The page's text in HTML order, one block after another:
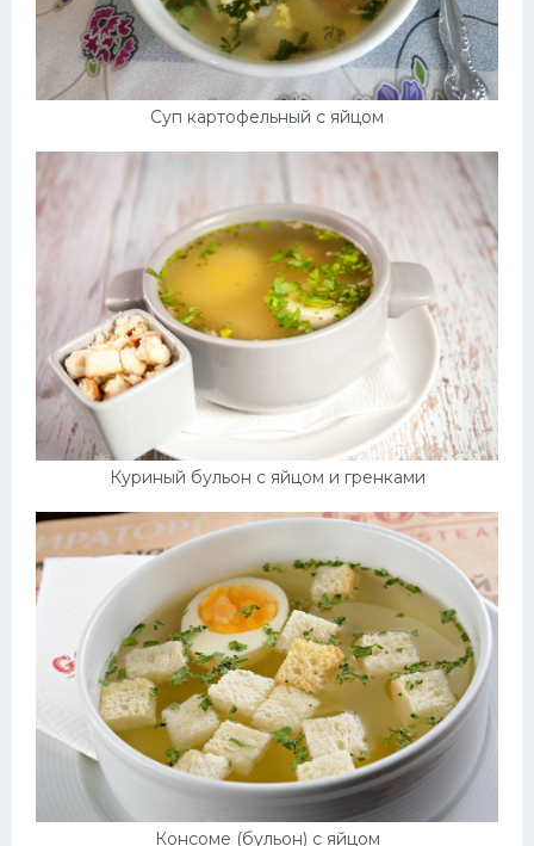
Суп картофельный с яйцом
Куриный бульон с яйцом и гренками
Консоме (бульон) с яйцом